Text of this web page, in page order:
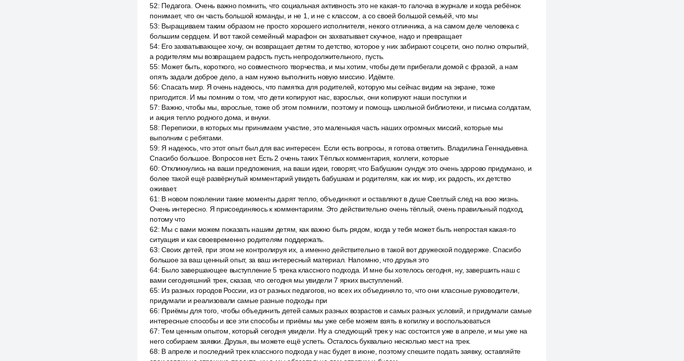
52: Педагога. Очень важно помнить, что социальная активность это не какая-то галочка в журнале и когда ребёнок
понимает, что он часть большой команды, и не 1, и не с классом, а со своей большой семьёй, что мы
53: Выращиваем таким образом не просто хорошего исполнителя, некого отличника, а на самом деле человека с
большим сердцем. И вот такой семейный марафон он захватывает скучное, надо и превращает
54: Его захватывающее хочу, он возвращает детям то детство, которое у них забирают соцсети, оно полно открытий,
а родителям мы возвращаем радость пусть непродолжительного, пусть.
55: Может быть, короткого, но совместного творчества, и мы хотим, чтобы дети прибегали домой с фразой, а нам
опять задали доброе дело, а нам нужно выполнить новую миссию. Идёмте.
56:Спасать мир. Я очень надеюсь, что памятка для родителей, которую мы сейчас видим на экране, тоже
пригодится. И мы помним о том, что дети копируют нас, взрослых, они копируют наши поступки и
57: Важно, чтобы мы, взрослые, тоже об этом помнили, поэтому и помощь школьной библиотеки, и письма солдатам,
и акция тепло родного дома, и внуки.
58: Переписки, в которых мы принимаем участие, это маленькая часть наших огромных миссий, которые мы
выполним с ребятами.
59: Я надеюсь, что этот опыт был для вас интересен. Если есть вопросы, я готова ответить. Владилина Геннадьевна.
Спасибо большое. Вопросов нет. Есть 2 очень таких Тёплых комментария, коллеги, которые
60:Откликнулись на ваши предложения, на ваши идеи, говорят, что Бабушкин сундук это очень здорово придумано, и
более такой ещё развёрнутый комментарий увидеть бабушкам и родителям, как их мир, их радость, их детство
оживает.
61 : В новом поколении такие моменты дарят тепло, объединяют и оставляют в душе Светлый след на всю жизнь.
Очень интересно. Я присоединяюсь к комментариям. Это действительно очень тёплый, очень правильный подход,
потому что
62: Мы с вами можем показать нашим детям, как важно быть рядом, когда у тебя может быть непростая какая-то
ситуация и как своевременно родителям поддержать.
63:Своих детей, при этом не контролируя их, а именно действительно в такой вот дружеской поддержке. Спасибо
большое за ваш ценный опыт, за ваш интересный материал. Напомню, что друзья это
64: Было завершающее выступление 5 трека классного подхода. И мне бы хотелось сегодня, ну, завершить наш с
вами сегодняшний трек, сказав, что сегодня мы увидели 7 ярких выступлений.
65: Из разных городов России, из от разных педагогов, но всех их объединяло то, что они классные руководители,
придумали и реализовали самые разные подходы при
66: Приёмы для того, чтобы объединить детей самых разных возрастов и самых разных условий, и придумали самые
интересные способы и все эти способы и приёмы мы уже себе можем взять в копилку и воспользоваться
67:Тем ценным опытом, который сегодня увидели. Ну а следующий трек у нас состоится уже в апреле, и мы уже на
него собираем заявки. Друзья, вы можете ещё успеть. Осталось буквально несколько мест на трек.
68: В апреле и последний трек классного подхода у нас будет в июне, поэтому спешите подать заявку, оставляйте